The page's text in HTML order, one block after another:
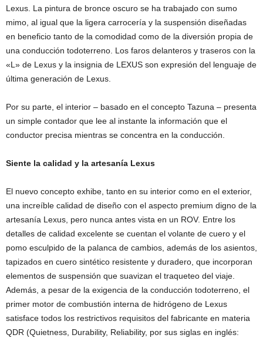
Lexus. La pintura de bronce oscuro se ha trabajado con sumo
mimo, al igual que la ligera carrocería y la suspensión diseñadas
en beneficio tanto de la comodidad como de la diversión propia de
una conducción todoterreno. Los faros delanteros y traseros con la
«L» de Lexus y la insignia de LEXUS son expresión del lenguaje de
última generación de Lexus.
Por su parte, el interior – basado en el concepto Tazuna – presenta
un simple contador que lee al instante la información que el
conductor precisa mientras se concentra en la conducción.
Siente la calidad y la artesanía Lexus
El nuevo concepto exhibe, tanto en su interior como en el exterior,
una increíble calidad de diseño con el aspecto premium digno de la
artesanía Lexus, pero nunca antes vista en un ROV. Entre los
detalles de calidad excelente se cuentan el volante de cuero y el
pomo esculpido de la palanca de cambios, además de los asientos,
tapizados en cuero sintético resistente y duradero, que incorporan
elementos de suspensión que suavizan el traqueteo del viaje.
Además, a pesar de la exigencia de la conducción todoterreno, el
primer motor de combustión interna de hidrógeno de Lexus
satisface todos los restrictivos requisitos del fabricante en materia
QDR (Quietness, Durability, Reliability, por sus siglas en inglés: